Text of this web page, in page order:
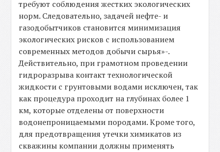
требуют соблюдения жестких экологических
норм. Следовательно, задачей нефте- и
газодобытчиков становится минимизация
экологических рисков с использованием
современных методов добычи сырья»-.
Действительно, при грамотном проведении
гидроразрыва контакт технологической
жидкости с грунтовыми водами исключен, так
как процедура проходит на глубинах более 1
км, которые отделены от поверхности
водонепроницаемыми породами. Кроме того,
для предотвращения утечки химикатов из
скважины компании должны применять